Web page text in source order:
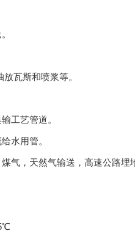
瓦斯和喷浆等。
工艺管道。
水用管。
，天然气输送，高速公路埋